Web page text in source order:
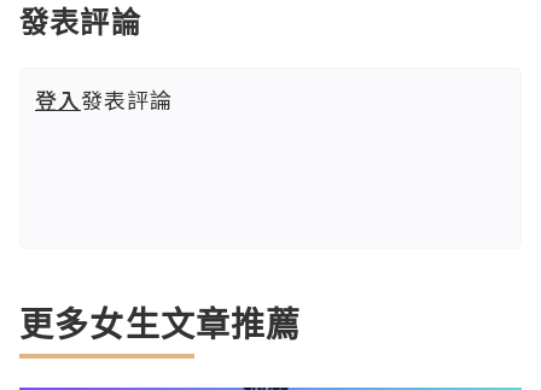
發表評論
登入發表評論
更多女生文章推薦